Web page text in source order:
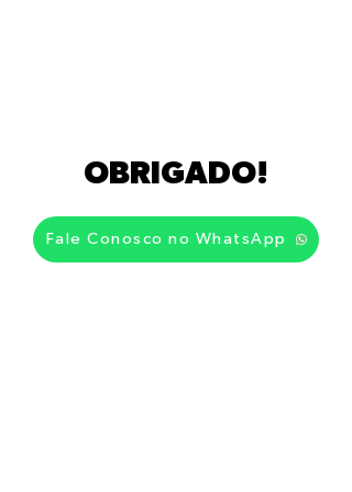
OBRIGADO!
Fale Conosco no WhatsApp